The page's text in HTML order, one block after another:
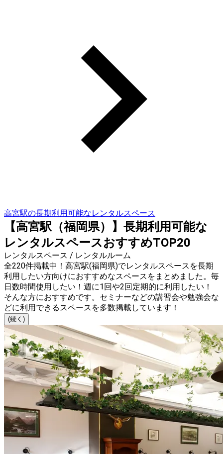
高宮駅の長期利用可能なレンタルスペース
【高宮駅（福岡県）】長期利用可能な
レンタルスペースおすすめTOP20
レンタルスペース / レンタルルーム
全220件掲載中！高宮駅(福岡県)でレンタルスペースを長期
利用したい方向けにおすすめなスペースをまとめました。毎
日数時間使用したい！週に1回や2回定期的に利用したい！
そんな方におすすめです。セミナーなどの講習会や勉強会な
どに利用できるスペースを多数掲載しています！
(続く)